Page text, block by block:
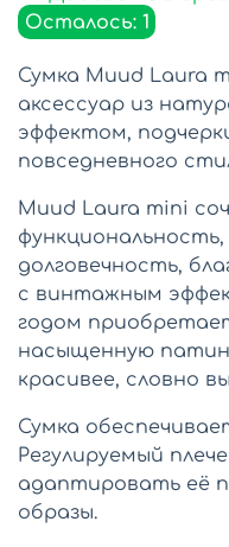
Осталось: 1
Сумка Muud Laura
аксессуар из
эффектом,
повседневного
Muud Laura mini
долговечность,
с винтажным
годом
насыщенную
красивее, словно
Сумка
Регулируемый
адаптировать её
образы.